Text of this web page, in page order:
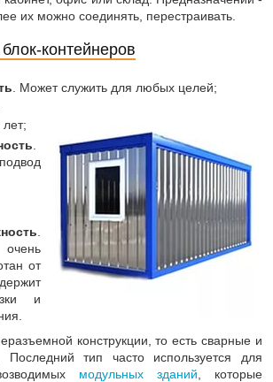
их можно соединять, перестраивать.
контейнеров
. Может служить для любых целей;
.
от
и
конструкции, то есть сварные и
Последний тип часто используется для
модульных зданий , которые